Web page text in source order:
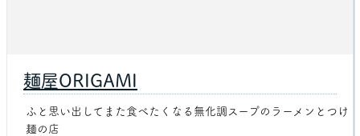
麺屋ORIGAMI
ふと思い出してまた食べたくなる無化調スープのラーメンとつけ
麺の店